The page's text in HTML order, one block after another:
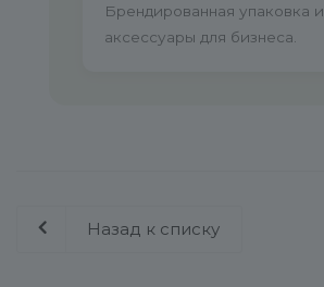
Брендированная упаковка и
аксессуары для бизнеса.
Назад к списку